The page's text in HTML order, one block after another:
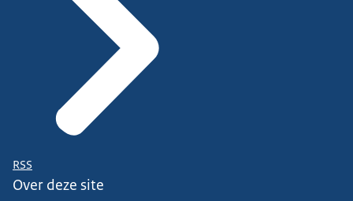
RSS
Over deze site